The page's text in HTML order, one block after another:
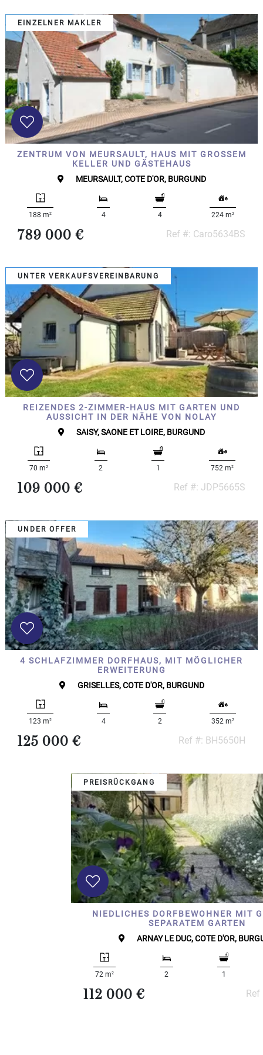
000+
M2
BESTIMMEN
EINZELNER MAKLER
ZENTRUM VON MEURSAULT, HAUS MIT GROSSEM K
ELLER UND GÄSTEHAUS
MEURSAULT, COTE D'OR, BURGUND
188 m2 4 4 224 m2
789 000 € Ref #: Caro5634BS
UNTER VERKAUFSVEREINBARUNG
REIZENDES 2-ZIMMER-HAUS MIT GARTEN UND
AUSSICHT IN DER NÄHE VON NOLAY
SAISY, SAONE ET LOIRE, BURGUND
70 m2 2 1 752 m2
109 000 € Ref #: JDP5665S
UNDER OFFER
4 SCHLAFZIMMER DORFHAUS, MIT MÖGLICHER
ERWEITERUNG
GRISELLES, COTE D'OR, BURGUND
123 m2 4 2 352 m2
125 000 € Ref #: BH5650H
PREISRÜCKGANG
NIEDLICHES DORFBEWOHNER MIT
EPARATEM GARTEN
ARNAY LE DUC, COTE D'OR,
72 m2 2 1
112 000 € Ref